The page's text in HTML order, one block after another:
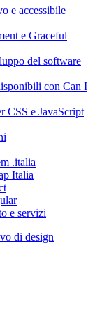
e accessibile
e Graceful
del software
con Can I
CSS e JavaScript
.italia
Italia
e servizi
di design